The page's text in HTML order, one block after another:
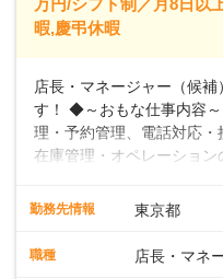
万円/シフト制／月8日以
暇,慶弔休暇
店長・マネージャー（候
す！ ◆～おもな仕事内容
理・予約管理、電話対応・
在庫管理・オペレーション
入社後はスキルに合わせた
向上を目指すDX推進～ ◆
勤務先情報 東京都
職種 店長・マネ